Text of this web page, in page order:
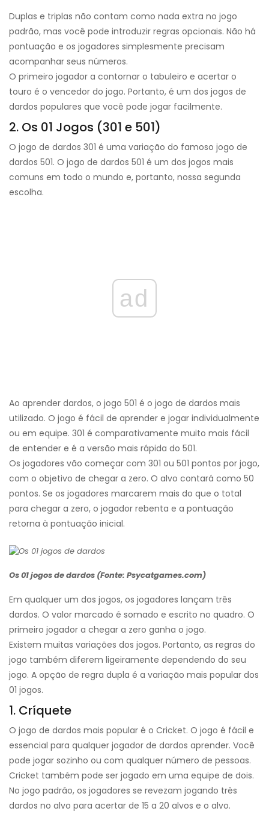
Duplas e triplas não contam como nada extra no jogo
padrão, mas você pode introduzir regras opcionais. Não há
pontuação e os jogadores simplesmente precisam
acompanhar seus números.
O primeiro jogador a contornar o tabuleiro e acertar o
touro é o vencedor do jogo. Portanto, é um dos jogos de
dardos populares que você pode jogar facilmente.
2. Os 01 Jogos (301 e 501)
O jogo de dardos 301 é uma variação do famoso jogo de
dardos 501. O jogo de dardos 501 é um dos jogos mais
comuns em todo o mundo e, portanto, nossa segunda
escolha.
ad
Ao aprender dardos, o jogo 501 é o jogo de dardos mais
utilizado. O jogo é fácil de aprender e jogar individualmente
ou em equipe. 301 é comparativamente muito mais fácil
de entender e é a versão mais rápida do 501.
Os jogadores vão começar com 301 ou 501 pontos por jogo,
com o objetivo de chegar a zero. O alvo contará como 50
pontos. Se os jogadores marcarem mais do que o total
para chegar a zero, o jogador rebenta e a pontuação
retorna à pontuação inicial.
Os 01 jogos de dardos (Fonte: Psycatgames.com)
Em qualquer um dos jogos, os jogadores lançam três
dardos. O valor marcado é somado e escrito no quadro. O
primeiro jogador a chegar a zero ganha o jogo.
Existem muitas variações dos jogos. Portanto, as regras do
jogo também diferem ligeiramente dependendo do seu
jogo. A opção de regra dupla é a variação mais popular dos
01 jogos.
1. Críquete
O jogo de dardos mais popular é o Cricket. O jogo é fácil e
essencial para qualquer jogador de dardos aprender. Você
pode jogar sozinho ou com qualquer número de pessoas.
Cricket também pode ser jogado em uma equipe de dois.
No jogo padrão, os jogadores se revezam jogando três
dardos no alvo para acertar de 15 a 20 alvos e o alvo.